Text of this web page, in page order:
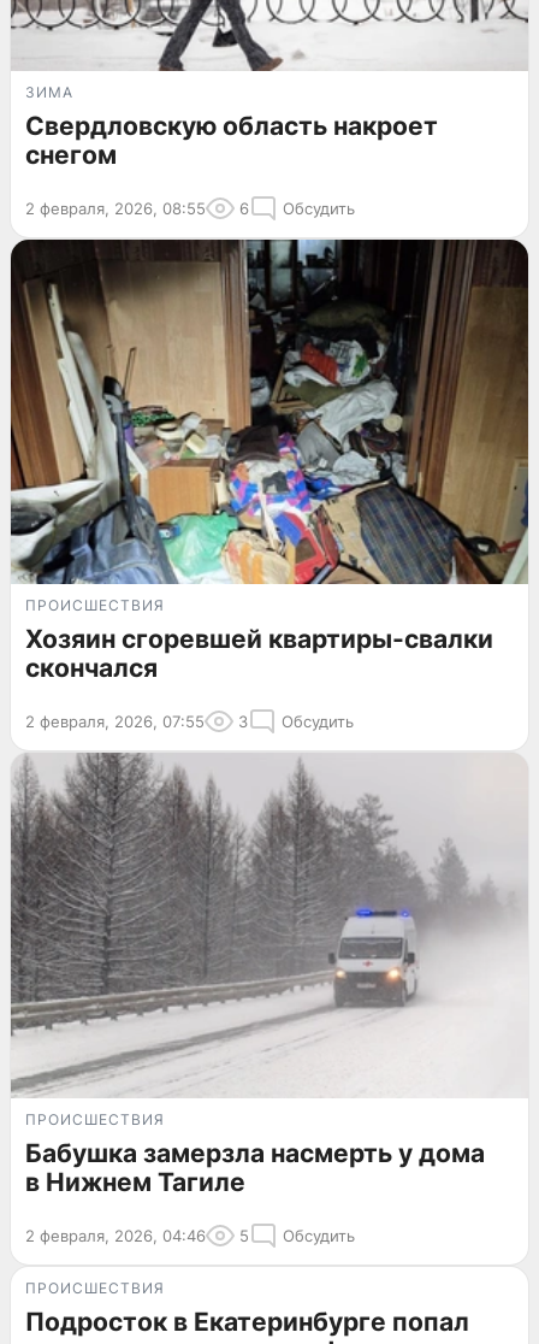
ЗИМА
Свердловскую область накроет
снегом
2 февраля, 2026, 08:55 6 Обсудить
ПРОИСШЕСТВИЯ
Хозяин сгоревшей квартиры-свалки
скончался
2 февраля, 2026, 07:55 3 Обсудить
ПРОИСШЕСТВИЯ
Бабушка замерзла насмерть у дома
в Нижнем Тагиле
2 февраля, 2026, 04:46 5 Обсудить
ПРОИСШЕСТВИЯ
Подросток в Екатеринбурге попал